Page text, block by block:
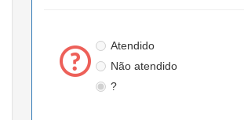
Atendido
Não atendido
?